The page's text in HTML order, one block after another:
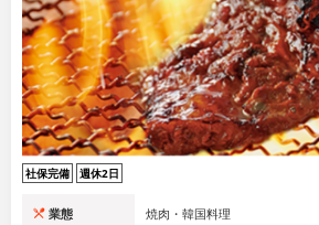
社保完備 週休2日
業態 焼肉・韓国料理